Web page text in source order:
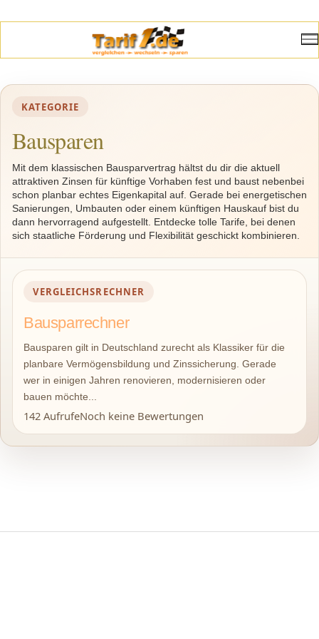
KATEGORIE
Bausparen
Mit dem klassischen Bausparvertrag hältst du dir die aktuell
attraktiven Zinsen für künftige Vorhaben fest und baust nebenbei
schon planbar echtes Eigenkapital auf. Gerade bei energetischen
Sanierungen, Umbauten oder einem künftigen Hauskauf bist du
dann hervorragend aufgestellt. Entdecke tolle Tarife, bei denen
sich staatliche Förderung und Flexibilität geschickt kombinieren.
VERGLEICHSRECHNER
Bausparrechner
Bausparen gilt in Deutschland zurecht als Klassiker für die
planbare Vermögensbildung und Zinssicherung. Gerade
wer in einigen Jahren renovieren, modernisieren oder
bauen möchte...
142 AufrufeNoch keine Bewertungen